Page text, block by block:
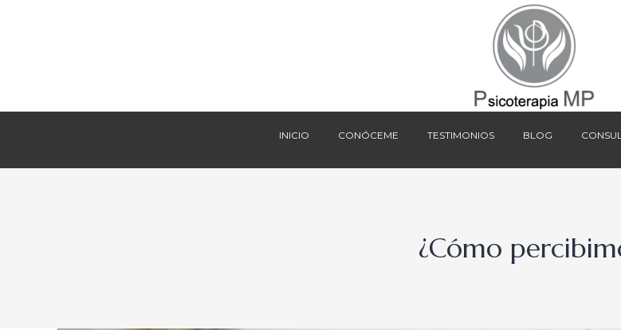
INICIO CONÓCEME TESTIMONIOS BLOG
¿Cómo
BLOG